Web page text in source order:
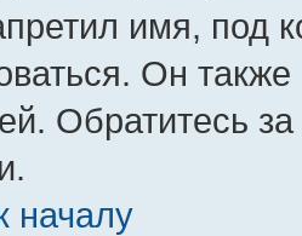
имя, под
Он
Обратитесь
началу